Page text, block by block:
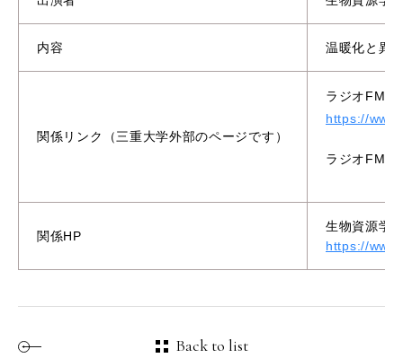
内容 温暖化と異
関係リンク（三重大学外部のページです）
ラジオFM
https://
ラジオFM
関係HP
生物資源学
https://
Back to list